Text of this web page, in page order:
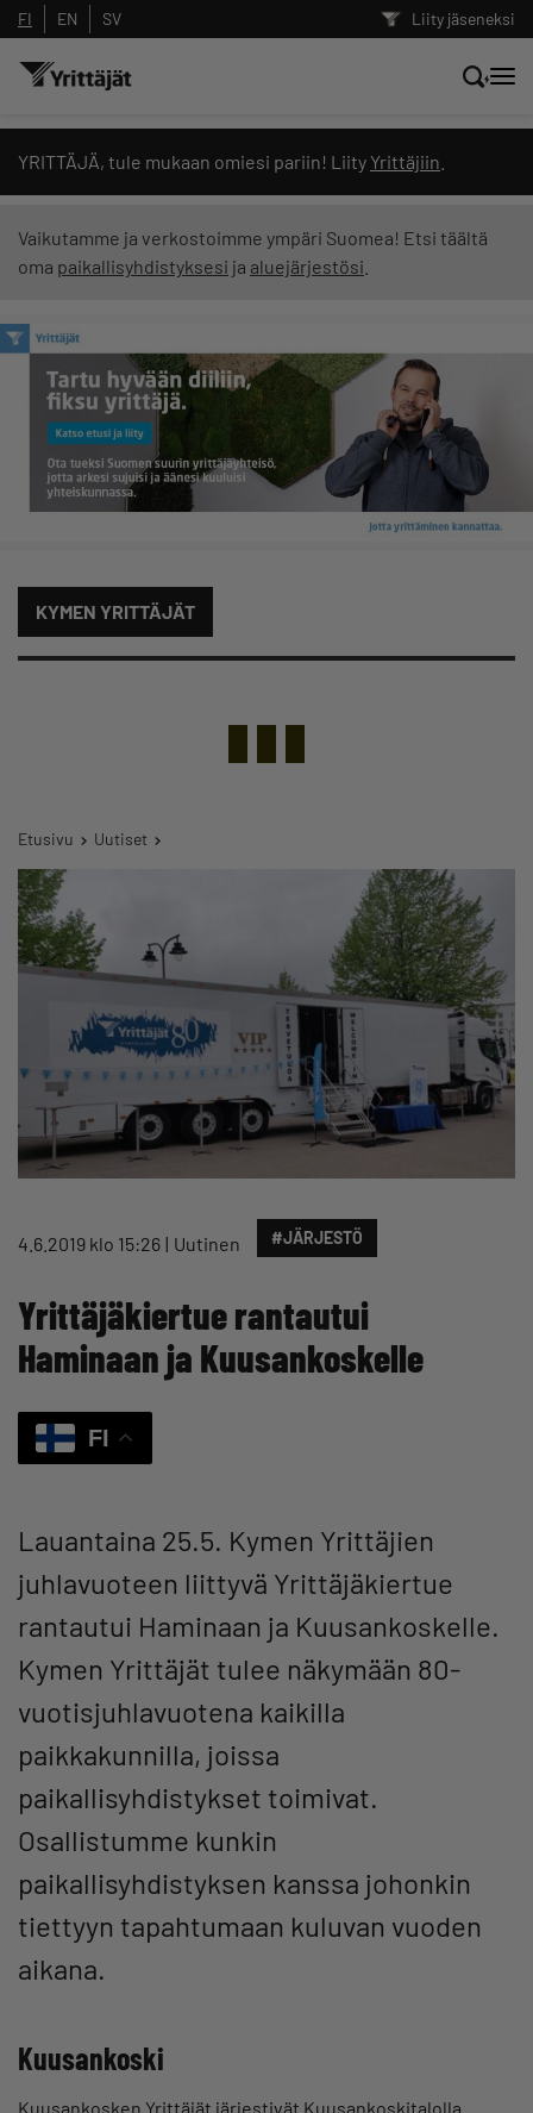
Liity jäseneksi
FI EN SV
YRITTÄJÄ, tule mukaan omiesi pariin! Liity Yrittäjiin
Vaikutamme ja verkostoimme ympäri Suomea! Etsi täältä
oma paikallisyhdistyksesi ja aluejärjestösi
KYMEN YRITTÄJÄT
Etusivu Uutiset
4.6.2019 klo 15:26 Uutinen #JÄRJESTÖ
Yrittäjäkiertue rantautui
Haminaan ja Kuusankoskelle
FI
Lauantaina 25.5. Kymen Yrittäjien
juhlavuoteen liittyvä Yrittäjäkiertue
rantautui Haminaan ja Kuusankoskelle.
Kymen Yrittäjät tulee näkymään 80-
vuotisjuhlavuotena kaikilla
paikkakunnilla, joissa
paikallisyhdistykset toimivat.
Osallistumme kunkin
paikallisyhdistyksen kanssa johonkin
tiettyyn tapahtumaan kuluvan vuoden
aikana.
Kuusankoski
Kuusankosken Yrittäjät järjestivät Kuusankoskitalolla
Hae sivustolta tai kysy suoraan
Yrittäjien tekoälyltä
Suodata hakutuloksia: näytä kaikki sisältö